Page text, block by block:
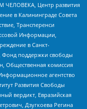
ЧЕЛОВЕКА, Центр развития
в Калининграде Совета
Трансперенси
Информации,
в Санкт-
Фонд поддержки свободы
Общественная комиссия
агентство
Развития Свободы
вердикт, Евразийская
Дзугкоева Регина